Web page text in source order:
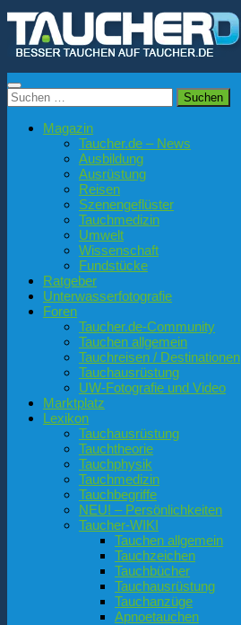
Suchen
nach:
Magazin
Taucher.de – News
Ausbildung
Ausrüstung
Reisen
Szenengeflüster
Tauchmedizin
Umwelt
Wissenschaft
Fundstücke
Ratgeber
Unterwasserfotografie
Foren
Taucher.de-Community
Tauchen allgemein
Tauchreisen / Destinationen
Tauchausrüstung
UW-Fotografie und Video
Marktplatz
Lexikon
Tauchausrüstung
Tauchtheorie
Tauchphysik
Tauchmedizin
Tauchbegriffe
NEU! – Persönlichkeiten
Taucher-WIKI
Tauchen allgemein
Tauchzeichen
Tauchbücher
Tauchausrüstung
Tauchanzüge
Apnoetauchen